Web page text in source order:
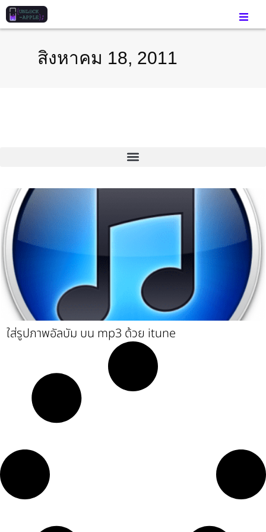
สิงหาคม 18, 2011
ใส่รูปภาพอัลบัม บน mp3 ด้วย itune